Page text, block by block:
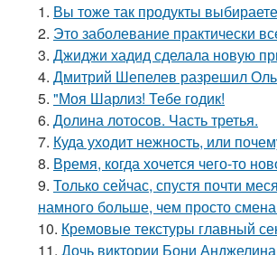
1. Вы тоже так продукты
2. Это заболевание практически
3. Джиджи хадид сделала новую
4. Дмитрий Шепелев разрешил
5. "Моя Шарлиз! Тебе годик!
6. Долина лотосов. Часть третья.
7. Куда уходит нежность, или
8. Время, когда хочется чего-то
9. Только сейчас, спустя почти
намного больше, чем просто
10. Кремовые текстуры главный
11. Дочь виктории Бони